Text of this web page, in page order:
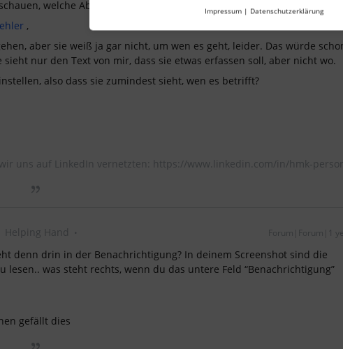
welche Abwesenheit in 3 Tagen ansteht?
,
aber sie weiß ja gar nicht, um wen es geht, leider. Das würde
sieht nur den Text von mir, dass sie etwas erfassen soll, aber nicht wo.
also dass sie zumindest sieht, wen es betrifft?
uns auf LinkedIn vernetzten: https://www.linkedin.com/in/hmk-
Helping Hand Forum|Forum|1
denn drin in der Benachrichtigung? In deinem Screenshot sind die
lesen.. was steht rechts, wenn du das untere Feld “Benachrichtigung”
gefällt dies
Impressum | Datenschutzerklärung